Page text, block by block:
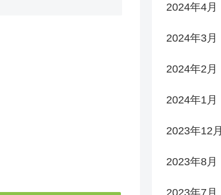
2024年4月
2024年3月
2024年2月
2024年1月
2023年12月
2023年8月